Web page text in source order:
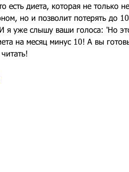
есть диета, которая не только
но и позволит потерять до
я уже слышу ваши голоса: 'Но
на месяц минус 10! А вы